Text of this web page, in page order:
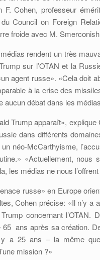
F. Cohen, professeur
Council on Foreign
froide avec M.
rendent un très
sur l’OTAN et la
agent russe». «Cela doit
à la crise des
aucun débat dans les
Trump apparaît»,
dans différents
néo-McCarthyisme,
«Actuellement,
les médias ne nous
russe» en Europe
Cohen précise: «Il n’y
concernant
65 ans après sa création.
a 25 ans – la même
mission ?»